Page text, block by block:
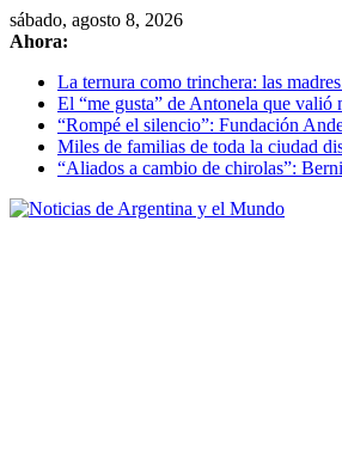
Skip
to
sábado, agosto 8, 2026
Ahora:
La ternura como trinchera: las
El “me gusta” de Antonela que valió
“Rompé el silencio”: Fundación
Miles de familias de toda la ciudad
“Aliados a cambio de chirolas”: